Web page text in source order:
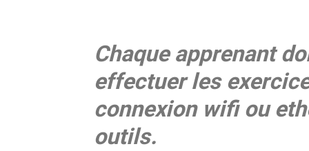
Chaque apprenant
effectuer les
connexion wifi ou
outils.